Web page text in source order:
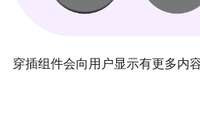
穿插组件会向用户显示有更多内